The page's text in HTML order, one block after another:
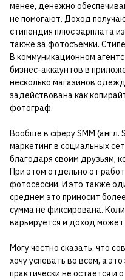
менее, денежно
не помогают. Доход
стипендия плюс зарплата
также за фотосъемки.
В коммуникационном
бизнес-аккаунтов в
несколько магазинов
задействована как
фотограф.
Вообще в сферу SMM (англ.
маркетинг в социальных
благодаря своим друзьям,
При этом отдельно от
фотосессии. И это также
среднем это приносит
сумма не фиксирована.
варьируется и доход может
Могу честно сказать, что
хочу успевать во всем, а
практически не остается и